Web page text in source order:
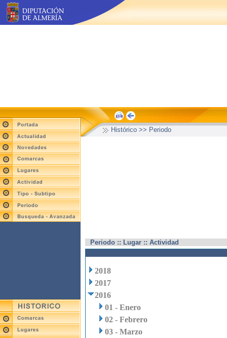
Histórico >> Periodo
Periodo :: Lugar :: Actividad
2018
2017
2016
01 - Enero
02 - Febrero
03 - Marzo